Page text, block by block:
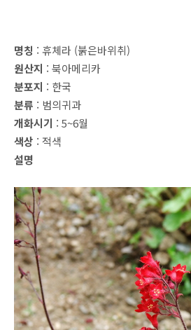
명칭 : 휴체라 (붉은바위취)
원산지 : 북아메리카
분포지 : 한국
분류 : 범의귀과
개화시기 : 5~6월
색상 : 적색
설명